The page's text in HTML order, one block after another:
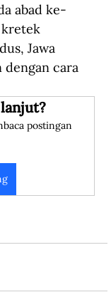
abad ke-
kretek
Jawa
dengan cara
postingan